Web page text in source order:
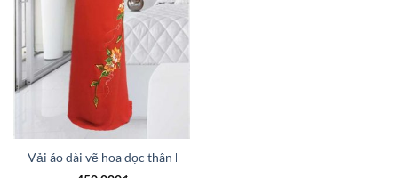
Vải áo dài vẽ hoa dọc thân kiểu mới AD V2062